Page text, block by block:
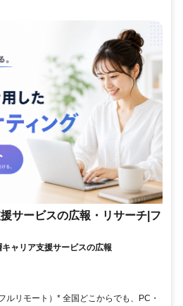
サービスの広報・リサーチ|フ
ャリア支援サービスの広報
ルリモート）* 全国どこからでも、PC・